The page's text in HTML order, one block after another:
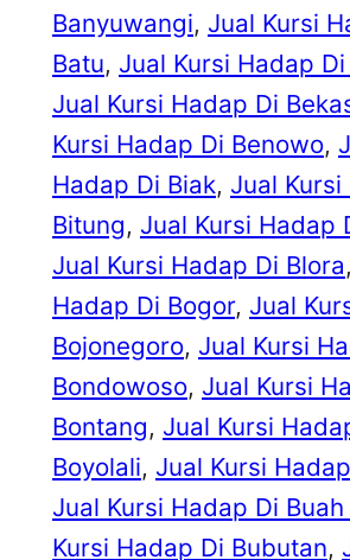
Banyuwangi, Jual Kursi
Batu, Jual Kursi Hadap
Jual Kursi Hadap Di
Kursi Hadap Di Benowo,
Hadap Di Biak, Jual
Bitung, Jual Kursi Hadap
Jual Kursi Hadap Di Blora,
Hadap Di Bogor, Jual
Bojonegoro, Jual Kursi
Bondowoso, Jual Kursi
Bontang, Jual Kursi
Boyolali, Jual Kursi
Jual Kursi Hadap Di Buah
Kursi Hadap Di Bubutan,